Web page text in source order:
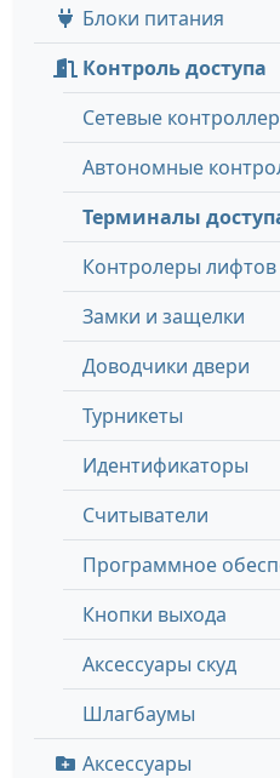
Блоки питания
Контроль доступа
Сетевые
Автономные
Терминалы
Контролеры лифтов
Замки и защелки
Доводчики двери
Турникеты
Идентификаторы
Считыватели
Программное
Кнопки выхода
Аксессуары скуд
Шлагбаумы
Аксессуары